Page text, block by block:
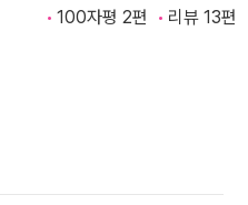
100자평 2편 리뷰 13편